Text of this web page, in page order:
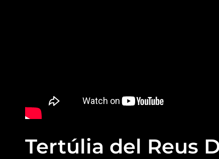
Tertúlia del Reus